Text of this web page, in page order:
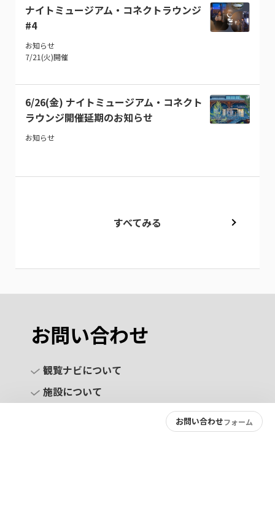
お問い合わせフォーム
ナイトミュージアム・コネクトラウンジ
#4
お知らせ
7/21(火)開催
6/26(金) ナイトミュージアム・コネクト
ラウンジ開催延期のお知らせ
お知らせ
すべてみる
お問い合わせ
観覧ナビについて
施設について